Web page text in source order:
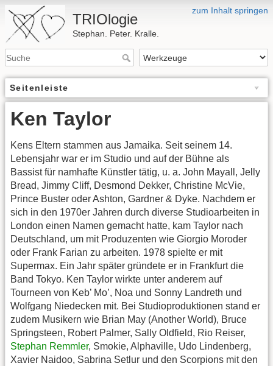
zum Inhalt springen
TRIOlogie
Stephan. Peter. Kralle.
Seitenleiste
Ken Taylor
Kens Eltern stammen aus Jamaika. Seit seinem 14.
Lebensjahr war er im Studio und auf der Bühne als
Bassist für namhafte Künstler tätig, u. a. John Mayall, Jelly
Bread, Jimmy Cliff, Desmond Dekker, Christine McVie,
Prince Buster oder Ashton, Gardner & Dyke. Nachdem er
sich in den 1970er Jahren durch diverse Studioarbeiten in
London einen Namen gemacht hatte, kam Taylor nach
Deutschland, um mit Produzenten wie Giorgio Moroder
oder Frank Farian zu arbeiten. 1978 spielte er mit
Supermax. Ein Jahr später gründete er in Frankfurt die
Band Tokyo. Ken Taylor wirkte unter anderem auf
Tourneen von Keb’ Mo’, Noa und Sonny Landreth und
Wolfgang Niedecken mit. Bei Studioproduktionen stand er
zudem Musikern wie Brian May (Another World), Bruce
Springsteen, Robert Palmer, Sally Oldfield, Rio Reiser,
Stephan Remmler, Smokie, Alphaville, Udo Lindenberg,
Xavier Naidoo, Sabrina Setlur und den Scorpions mit den